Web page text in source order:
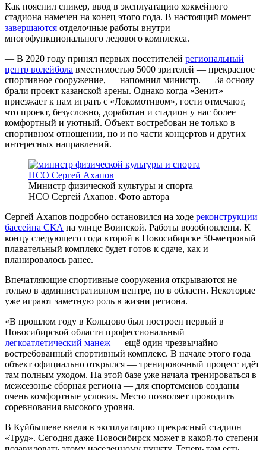
Как пояснил спикер, ввод в эксплуатацию хоккейного
стадиона намечен на конец этого года. В настоящий момент
завершаются отделочные работы внутри
многофункционального ледового комплекса.
― В 2020 году принял первых посетителей региональный
центр волейбола вместимостью 5000 зрителей ― прекрасное
спортивное сооружение, ― напомнил министр. ― За основу
брали проект казанской арены. Однако когда «Зенит»
приезжает к нам играть с «Локомотивом», гости отмечают,
что проект, безусловно, доработан и стадион у нас более
комфортный и уютный. Объект востребован не только в
спортивном отношении, но и по части концертов и других
интересных направлений.
Министр физической культуры и спорта
НСО Сергей Ахапов. Фото автора
Сергей Ахапов подробно остановился на ходе реконструкции
бассейна СКА на улице Воинской. Работы возобновлены. К
концу следующего года второй в Новосибирске 50-метровый
плавательный комплекс будет готов к сдаче, как и
планировалось ранее.
Впечатляющие спортивные сооружения открываются не
только в административном центре, но в области. Некоторые
уже играют заметную роль в жизни региона.
«В прошлом году в Кольцово был построен первый в
Новосибирской области профессиональный
легкоатлетический манеж ― ещё один чрезвычайно
востребованный спортивный комплекс. В начале этого года
объект официально открылся ― тренировочный процесс идёт
там полным уходом. На этой базе уже начала тренироваться в
межсезонье сборная региона ― для спортсменов созданы
очень комфортные условия. Место позволяет проводить
соревнования высокого уровня.
В Куйбышеве ввели в эксплуатацию прекрасный стадион
«Труд». Сегодня даже Новосибирск может в какой-то степени